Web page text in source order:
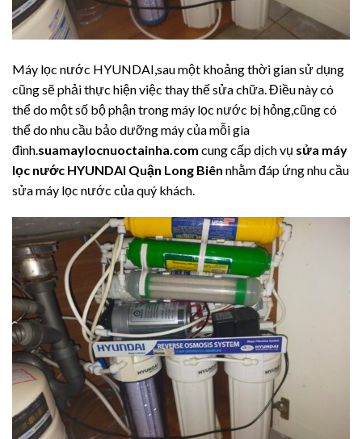
Máy lọc nước HYUNDAI,sau một khoảng thời gian sử dụng
cũng sẽ phải thực hiện việc thay thế sửa chữa. Điều này có
thể do một số bộ phận trong máy lọc nước bị hỏng,cũng có
thể do nhu cầu bảo dưỡng máy của mỗi gia
đình.suamaylocnuoctainha.com cung cấp dịch vụ sửa máy
lọc nước HYUNDAI Quận Long Biên nhằm đáp ứng nhu cầu
sửa máy lọc nước của quý khách.